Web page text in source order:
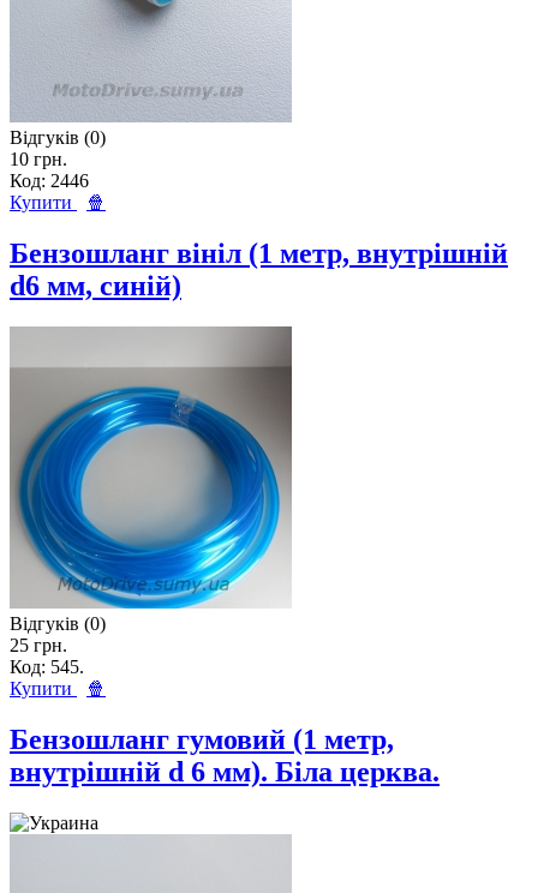
Відгуків (0)
10 грн.
Код: 2446
Купити
🍿
Бензошланг вініл (1 метр, внутрішній
d6 мм, синій)
Відгуків (0)
25 грн.
Код: 545.
Купити
🍿
Бензошланг гумовий (1 метр,
внутрішній d 6 мм). Біла церква.